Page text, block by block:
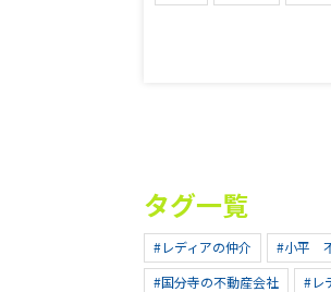
タグ一覧
#レディアの仲介 #小平
#国分寺の不動産会社
#レ